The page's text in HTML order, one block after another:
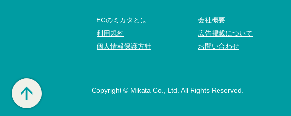
ECのミカタとは
利用規約
個人情報保護方針
会社概要
広告掲載について
お問い合わせ
Copyright © Mikata Co., Ltd. All Rights Reserved.